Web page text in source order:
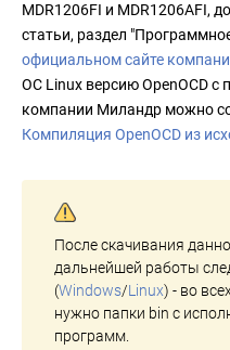
MDR1206FI и MDR1206AFI,
статьи, раздел
официальном сайте
ОС Linux версию OpenOCD
компании Миландр можно
Компиляция OpenOCD из
После скачивания
дальнейшей работы
(Windows/Linux) - во
нужно папки bin с
программ.